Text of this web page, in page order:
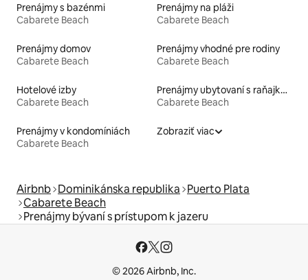
Prenájmy s bazénmi
Cabarete Beach
Prenájmy na pláži
Cabarete Beach
Prenájmy domov
Cabarete Beach
Prenájmy vhodné pre rodiny
Cabarete Beach
Hotelové izby
Cabarete Beach
Prenájmy ubytovaní s raňajkami
Cabarete Beach
Prenájmy v kondomíniách
Cabarete Beach
Zobraziť viac
Airbnb Dominikánska republika Puerto Plata
Cabarete Beach
Prenájmy bývaní s prístupom k jazeru
© 2026 Airbnb, Inc.